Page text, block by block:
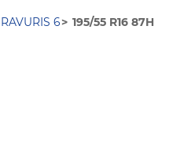
6 195/55 R16 87H